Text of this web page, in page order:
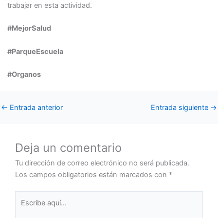
trabajar en esta actividad.
#MejorSalud
#ParqueEscuela
#Organos
← Entrada anterior Entrada siguiente →
Deja un comentario
Tu dirección de correo electrónico no será publicada.
Los campos obligatorios están marcados con *
aquí...